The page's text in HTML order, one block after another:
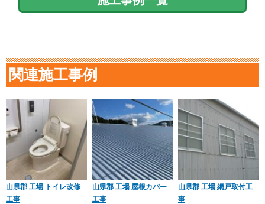
関連施工事例
山県郡 工場 トイレ改修
工事
山県郡 工場 屋根カバー
工事
山県郡 工場 網戸取付工
事